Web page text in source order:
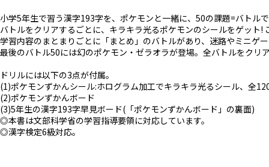
小学5年生で習う漢字193字を、ポケモンと一緒に、50の課題=バトル
バトルをクリアするごとに、キラキラ光るポケモンのシールをゲット
学習内容のまとまりごとに「まとめ」のバトルがあり、迷路やミニゲ
最後のバトル50には幻のポケモン・ゼラオラが登場。全バトルをク
ドリルには以下の3点が付属。
(1)ポケモンずかんシール:ホログラム加工でキラキラ光るシール、全
(2)ポケモンずかんボード
(3)5年生の漢字193字早見ボード(「ポケモンずかんボード」の裏面)
◎本書は文部科学省の学習指導要領に対応しています。
◎漢字検定6級対応。